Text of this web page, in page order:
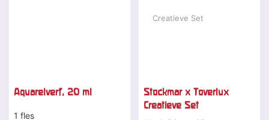
Aquarelverf, 20 ml
1 fles
Stockmar x Toverlux
Creatieve Set